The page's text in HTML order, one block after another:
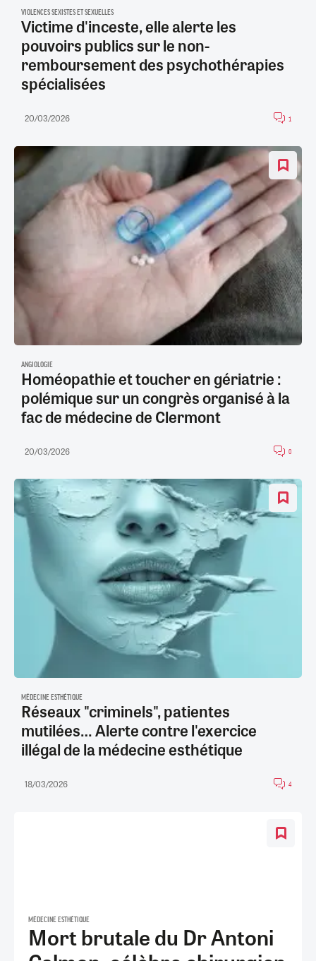
VIOLENCES SEXISTES ET SEXUELLES
Victime d'inceste, elle alerte les
pouvoirs publics sur le non-
remboursement des psychothérapies
spécialisées
20/03/2026 1
ANGIOLOGIE
Homéopathie et toucher en gériatrie :
polémique sur un congrès organisé à la
fac de médecine de Clermont
20/03/2026 0
MÉDECINE ESTHÉTIQUE
Réseaux "criminels", patientes
mutilées… Alerte contre l'exercice
illégal de la médecine esthétique
18/03/2026 4
MÉDECINE ESTHÉTIQUE
Mort brutale du Dr Antoni